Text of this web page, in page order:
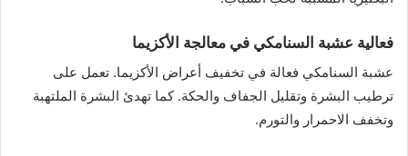
فعالية عشبة السنامكي في معالجة الأكزيما
عشبة السنامكي فعالة في تخفيف أعراض الأكزيما. تعمل على
ترطيب البشرة وتقليل الجفاف والحكة. كما تهدئ البشرة الملتهبة
وتخفف الاحمرار والتورم.